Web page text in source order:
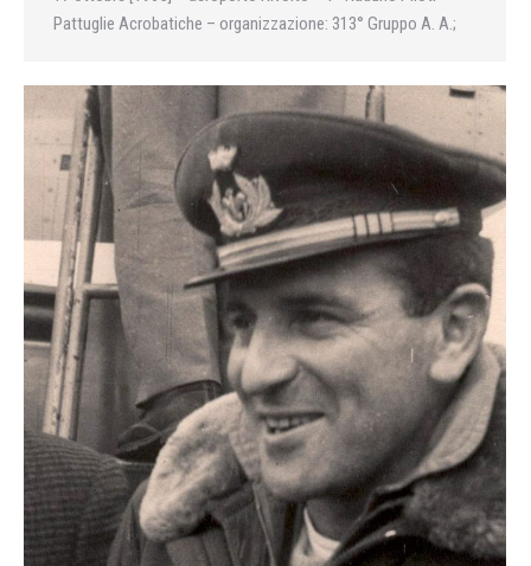
Pattuglie Acrobatiche – organizzazione: 313° Gruppo A. A.;